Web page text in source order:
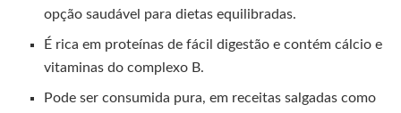
opção saudável para dietas equilibradas.
É rica em proteínas de fácil digestão e contém cálcio e
vitaminas do complexo B.
Pode ser consumida pura, em receitas salgadas como